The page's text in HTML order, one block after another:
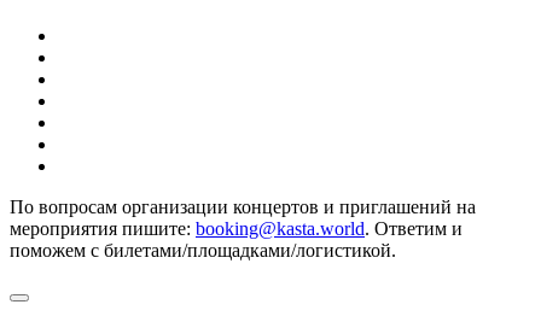
По вопросам организации концертов и приглашений на
мероприятия пишите: booking@kasta.world. Ответим и
поможем с билетами/площадками/логистикой.